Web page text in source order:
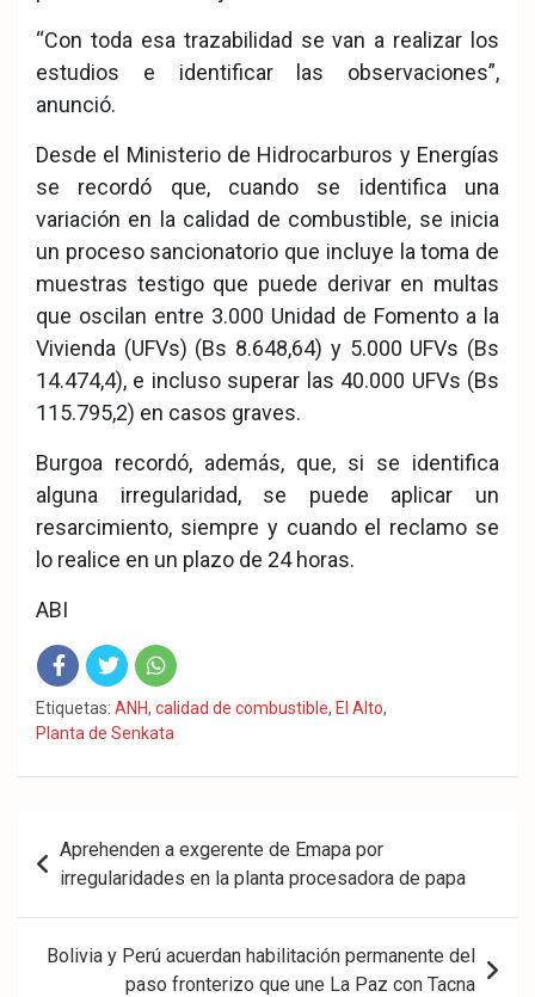
“Con toda esa trazabilidad se van a realizar los
estudios e identificar las observaciones”,
anunció.
Desde el Ministerio de Hidrocarburos y Energías
se recordó que, cuando se identifica una
variación en la calidad de combustible, se inicia
un proceso sancionatorio que incluye la toma de
muestras testigo que puede derivar en multas
que oscilan entre 3.000 Unidad de Fomento a la
Vivienda (UFVs) (Bs 8.648,64) y 5.000 UFVs (Bs
14.474,4), e incluso superar las 40.000 UFVs (Bs
115.795,2) en casos graves.
Burgoa recordó, además, que, si se identifica
alguna irregularidad, se puede aplicar un
resarcimiento, siempre y cuando el reclamo se
lo realice en un plazo de 24 horas.
ABI
Fac Twit Wha
Etiquetas: ANH, calidad de combustible, El Alto,
Planta de Senkata
Navegación
de
entradas
Aprehenden a exgerente de Emapa por
irregularidades en la planta procesadora de papa
Bolivia y Perú acuerdan habilitación permanente del
paso fronterizo que une La Paz con Tacna